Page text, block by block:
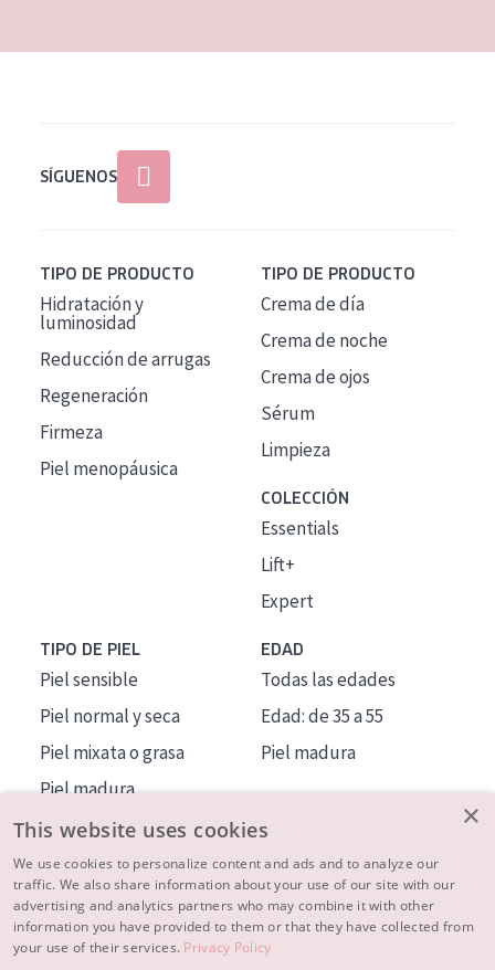
Todas las edades
SÍGUENOS
TIPO DE PRODUCTO
Hidratación y
luminosidad
Reducción de arrugas
Regeneración
Firmeza
Piel menopáusica
TIPO DE PRODUCTO
Crema de día
Crema de noche
Crema de ojos
Sérum
Limpieza
COLECCIÓN
Essentials
Lift+
Expert
TIPO DE PIEL
Piel sensible
Piel normal y seca
Piel mixata o grasa
Piel madura
Piel expuesta al sol
Piel menopáusica
EDAD
Todas las edades
Edad: de 35 a 55
Piel madura
MÁS SOBRE NOSOTROS
INSPIRACIÓN
×
This website uses cookies
We use cookies to personalize content and ads and to analyze our
traffic. We also share information about your use of our site with our
advertising and analytics partners who may combine it with other
information you have provided to them or that they have collected from
your use of their services. Privacy Policy